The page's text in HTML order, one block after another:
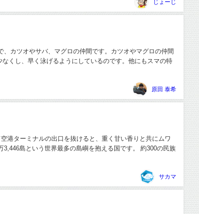
じょーじ
カツオやサバ、マグロの仲間です。カツオやマグロの仲間
くし、早く泳げるようにしているのです。他にもスマの特
原田 泰希
港ターミナルの出口を抜けると、重く甘い香りと共にムワ
島という世界最多の島嶼を抱える国です。 約300の民族
サカマ